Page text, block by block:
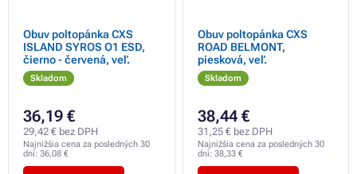
Obuv poltopánka CXS
ISLAND SYROS O1 ESD,
čierno - červená, veľ.
Skladom
36,19 €
29,42 € bez DPH
Najnižšia cena za posledných 30
dní: 36,08 €
Obuv poltopánka CXS
ROAD BELMONT,
piesková, veľ.
Skladom
38,44 €
31,25 € bez DPH
Najnižšia cena za posledných 30
dní: 38,33 €